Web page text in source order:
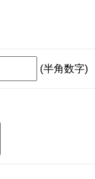
(半角数字)